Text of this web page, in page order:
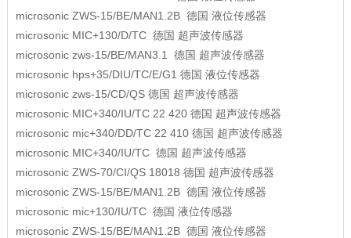
microsonic ZWS-15/BE/MAN1.2B 德国 液位传感器
microsonic MIC+130/D/TC 德国 超声波传感器
microsonic zws-15/BE/MAN3.1 德国 超声波传感器
microsonic hps+35/DIU/TC/E/G1 德国 液位传感器
microsonic zws-15/CD/QS 德国 超声波传感器
microsonic MIC+340/IU/TC 22 420 德国 超声波传感器
microsonic mic+340/DD/TC 22 410 德国 超声波传感器
microsonic MIC+340/IU/TC 德国 超声波传感器
microsonic ZWS-70/CI/QS 18018 德国 超声波传感器
microsonic ZWS-15/BE/MAN1.2B 德国 液位传感器
microsonic mic+130/IU/TC 德国 液位传感器
microsonic ZWS-15/BE/MAN1.2B 德国 液位传感器